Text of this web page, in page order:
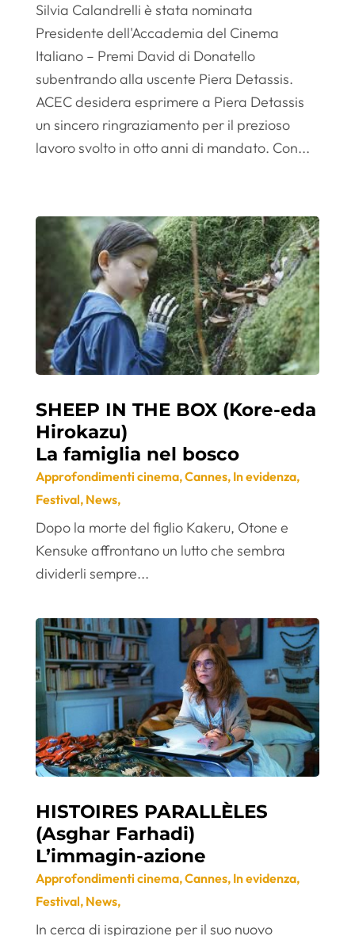
Silvia Calandrelli è stata nominata
Presidente dell'Accademia del Cinema
Italiano – Premi David di Donatello
subentrando alla uscente Piera Detassis.
ACEC desidera esprimere a Piera Detassis
un sincero ringraziamento per il prezioso
lavoro svolto in otto anni di mandato. Con...
SHEEP IN THE BOX (Kore-eda
Hirokazu)
La famiglia nel bosco
Approfondimenti cinema,Cannes, In evidenza,
Festival, News,
Dopo la morte del figlio Kakeru, Otone e
Kensuke affrontano un lutto che sembra
dividerli sempre...
HISTOIRES PARALLÈLES
(Asghar Farhadi)
L’immagin-azione
Approfondimenti cinema,Cannes, In evidenza,
Festival, News,
In cerca di ispirazione per il suo nuovo